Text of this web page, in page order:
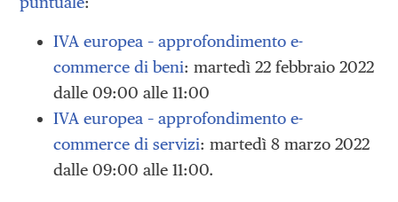
IVA europea – approfondimento e-
commerce di beni: martedì 22 febbraio 2022
dalle 09:00 alle 11:00
IVA europea – approfondimento e-
commerce di servizi: martedì 8 marzo 2022
dalle 09:00 alle 11:00.